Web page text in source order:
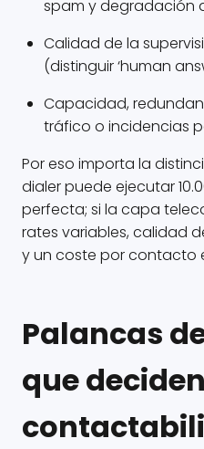
spam y degradación
Calidad de la
(distinguir ‘human
Capacidad,
tráfico o incidencias
Por eso importa la
dialer puede ejecutar
perfecta; si la capa
rates variables, calidad
y un coste por contacto
Palancas
que